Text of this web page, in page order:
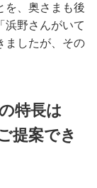
を、奥さまも後
浜野さんがいて
ましたが、その
特長は
提案でき